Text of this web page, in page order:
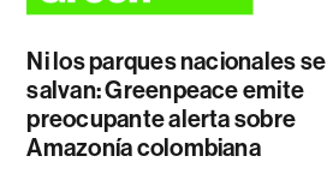
Ni los parques nacionales se
salvan: Greenpeace emite
preocupante alerta sobre
Amazonía colombiana